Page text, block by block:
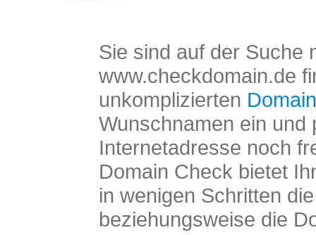
Sie sind auf der Suche
www.checkdomain.de
unkomplizierten
Wunschnamen ein und
Internetadresse noch
Domain Check bietet
in wenigen Schritten
beziehungsweise die